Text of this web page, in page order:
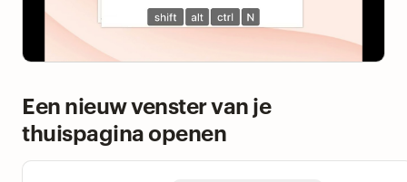
Een nieuw venster van je
thuispagina openen